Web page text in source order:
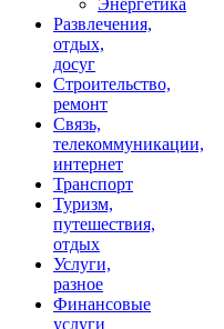
Энергетика
Развлечения,
отдых,
досуг
Строительство,
ремонт
Связь,
телекоммуникации,
интернет
Транспорт
Туризм,
путешествия,
отдых
Услуги,
разное
Финансовые
услуги